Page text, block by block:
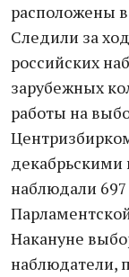
расположены в
Следили за
российских
зарубежных
работы на
наблюдали
Накануне
наблюдатели,